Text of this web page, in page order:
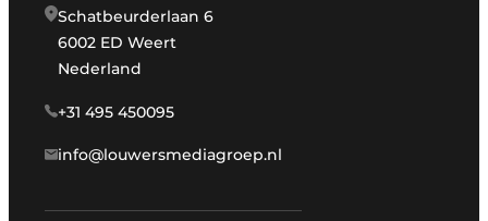
Schatbeurderlaan 6
6002 ED Weert
Nederland
+31 495 450095
info@louwersmediagroep.nl